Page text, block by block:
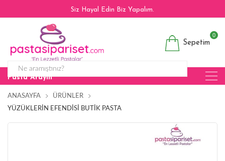
Siz Hayal Edin Biz Yapalım.
Sepetim
0
Pasta Arayın
ANASAYFA
ÜRÜNLER
YÜZÜKLERIN EFENDISI BUTIK PASTA